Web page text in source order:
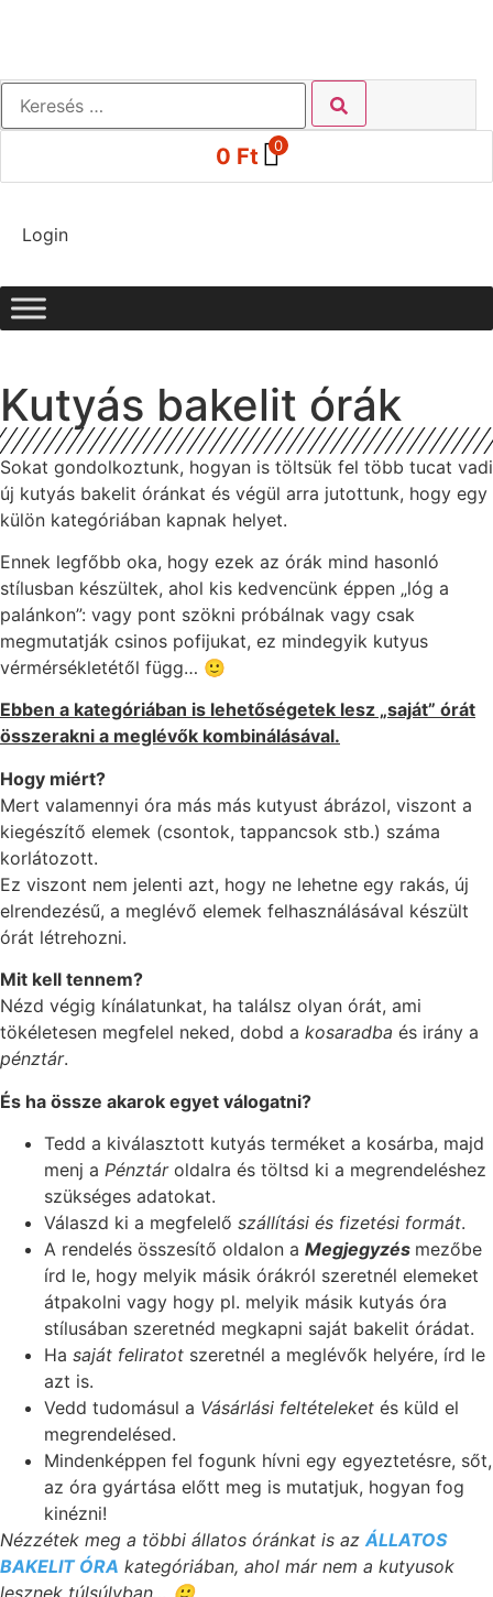
0 Ft 0
Login
Kutyás bakelit órák
Sokat gondolkoztunk, hogyan is töltsük fel több tucat vadi
új kutyás bakelit óránkat és végül arra jutottunk, hogy egy
külön kategóriában kapnak helyet.
Ennek legfőbb oka, hogy ezek az órák mind hasonló
stílusban készültek, ahol kis kedvencünk éppen „lóg a
palánkon”: vagy pont szökni próbálnak vagy csak
megmutatják csinos pofijukat, ez mindegyik kutyus
vérmérsékletétől függ… 🙂
Ebben a kategóriában is lehetőségetek lesz „saját” órát
összerakni a meglévők kombinálásával.
Hogy miért?
Mert valamennyi óra más más kutyust ábrázol, viszont a
kiegészítő elemek (csontok, tappancsok stb.) száma
korlátozott.
Ez viszont nem jelenti azt, hogy ne lehetne egy rakás, új
elrendezésű, a meglévő elemek felhasználásával készült
órát létrehozni.
Mit kell tennem?
Nézd végig kínálatunkat, ha találsz olyan órát, ami
tökéletesen megfelel neked, dobd a kosaradba és irány a
pénztár.
És ha össze akarok egyet válogatni?
Tedd a kiválasztott kutyás terméket a kosárba, majd
menj a Pénztároldalra és töltsd ki a megrendeléshez
szükséges adatokat.
Válaszd ki a megfelelő szállítási és fizetési formát.
A rendelés összesítő oldalon a Megjegyzés mezőbe
írd le, hogy melyik másik órákról szeretnél elemeket
átpakolni vagy hogy pl. melyik másik kutyás óra
stílusában szeretnéd megkapni saját bakelit órádat.
Ha saját feliratot szeretnél a meglévők helyére, írd le
azt is.
Vedd tudomásul a Vásárlási feltételeket és küld el
megrendelésed.
Mindenképpen fel fogunk hívni egy egyeztetésre, sőt,
az óra gyártása előtt meg is mutatjuk, hogyan fog
kinézni!
Nézzétek meg a többi állatos óránkat is az ÁLLATOS
BAKELIT ÓRA kategóriában, ahol már nem a kutyusok
lesznek túlsúlyban… 🙂